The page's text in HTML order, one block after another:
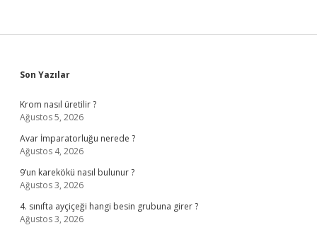
Sidebar
Son Yazılar
Krom nasıl üretilir ?
Ağustos 5, 2026
Avar İmparatorluğu nerede ?
Ağustos 4, 2026
9’un karekökü nasıl bulunur ?
Ağustos 3, 2026
4. sınıfta ayçiçeği hangi besin grubuna girer ?
Ağustos 3, 2026